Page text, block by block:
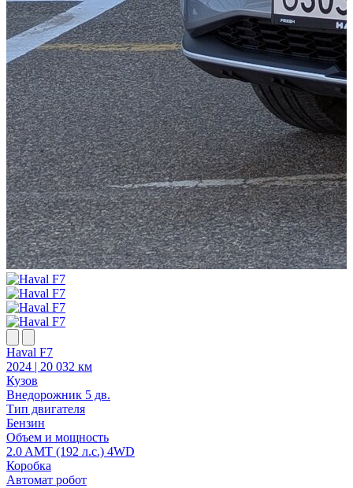
Haval F7
2024 | 20 032 км
Кузов
Внедорожник 5 дв.
Тип двигателя
Бензин
Объем и мощность
2.0 AMT (192 л.с.) 4WD
Коробка
Автомат робот